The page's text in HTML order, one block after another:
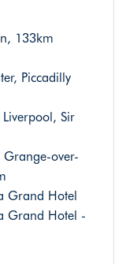
133km
Piccadilly
Sir
over-
Grand Hotel
Grand Hotel -